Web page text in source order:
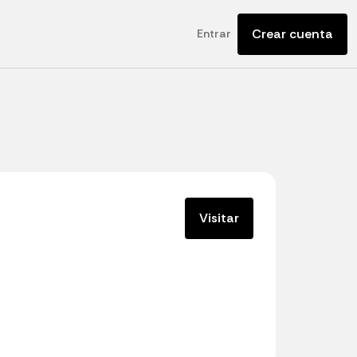
Entrar Crear cuenta
Visitar